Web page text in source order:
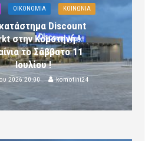
OIKONOMIA ΚΟΙΝΩΝΙΑ
Discount
στην Κομοτηνή !
το Σάββατο 11
Ιουλίου !
2026 20:00 komotini24